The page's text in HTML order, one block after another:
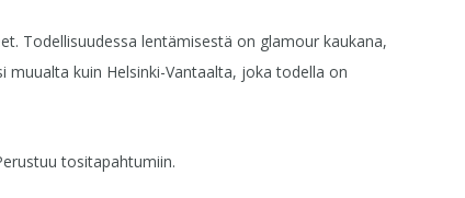
Todellisuudessa lentämisestä on glamour kaukana,
kuin Helsinki-Vantaalta, joka todella on
tositapahtumiin.